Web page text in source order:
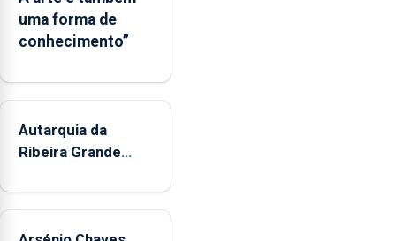
Museus
aos
durante
mês
de
entre
14h00
uma forma de
conhecimento”
Autarquia da
Ribeira Grande
"Museus no Verão"